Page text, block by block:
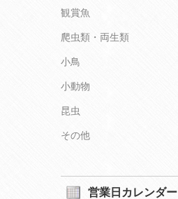
観賞魚
爬虫類・両生類
小鳥
小動物
昆虫
その他
営業日カレンダー